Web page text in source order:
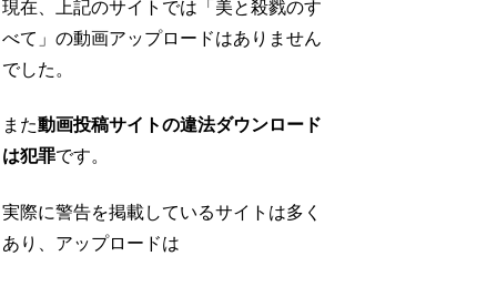
現在、上記のサイトでは「美と殺戮のす
べて」の動画アップロードはありません
でした。
また動画投稿サイトの違法ダウンロード
は犯罪です。
実際に警告を掲載しているサイトは多く
あり、アップロードは